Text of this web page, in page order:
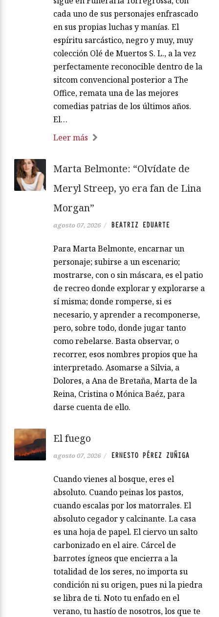
cada uno de sus personajes enfrascado
en sus propias luchas y manías. El
espíritu sarcástico, negro y muy, muy
colección Olé de Muertos S. L., a la vez
perfectamente reconocible dentro de la
sitcom convencional posterior a The
Office, remata una de las mejores
comedias patrias de los últimos años.
El…
Leer más
Marta Belmonte: “Olvídate de
Meryl Streep, yo era fan de Lina
Morgan”
agosto 07, 2026 / BEATRIZ EDUARTE
Para Marta Belmonte, encarnar un
personaje; subirse a un escenario;
mostrarse, con o sin máscara, es el patio
de recreo donde explorar y explorarse a
sí misma; donde romperse, si es
necesario, y aprender a recomponerse,
pero, sobre todo, donde jugar tanto
como rebelarse. Basta observar, o
recorrer, esos nombres propios que ha
interpretado. Asomarse a Silvia, a
Dolores, a Ana de Bretaña, Marta de la
Reina, Cristina o Mónica Baéz, para
darse cuenta de ello.
El fuego
agosto 07, 2026 / ERNESTO PÉREZ ZUÑIGA
Cuando vienes al bosque, eres el
absoluto. Cuando peinas los pastos,
cuando escalas por los matorrales. El
absoluto cegador y calcinante. La casa
es una hoja de papel. El ciervo un salto
carbonizado en el aire. Cárcel de
barrotes ígneos que encierra a la
totalidad de los seres, no importa su
condición ni su origen, pues ni la piedra
se libra de ti. Noto tu enfado en el
verano, tu hastío de nosotros, los que te